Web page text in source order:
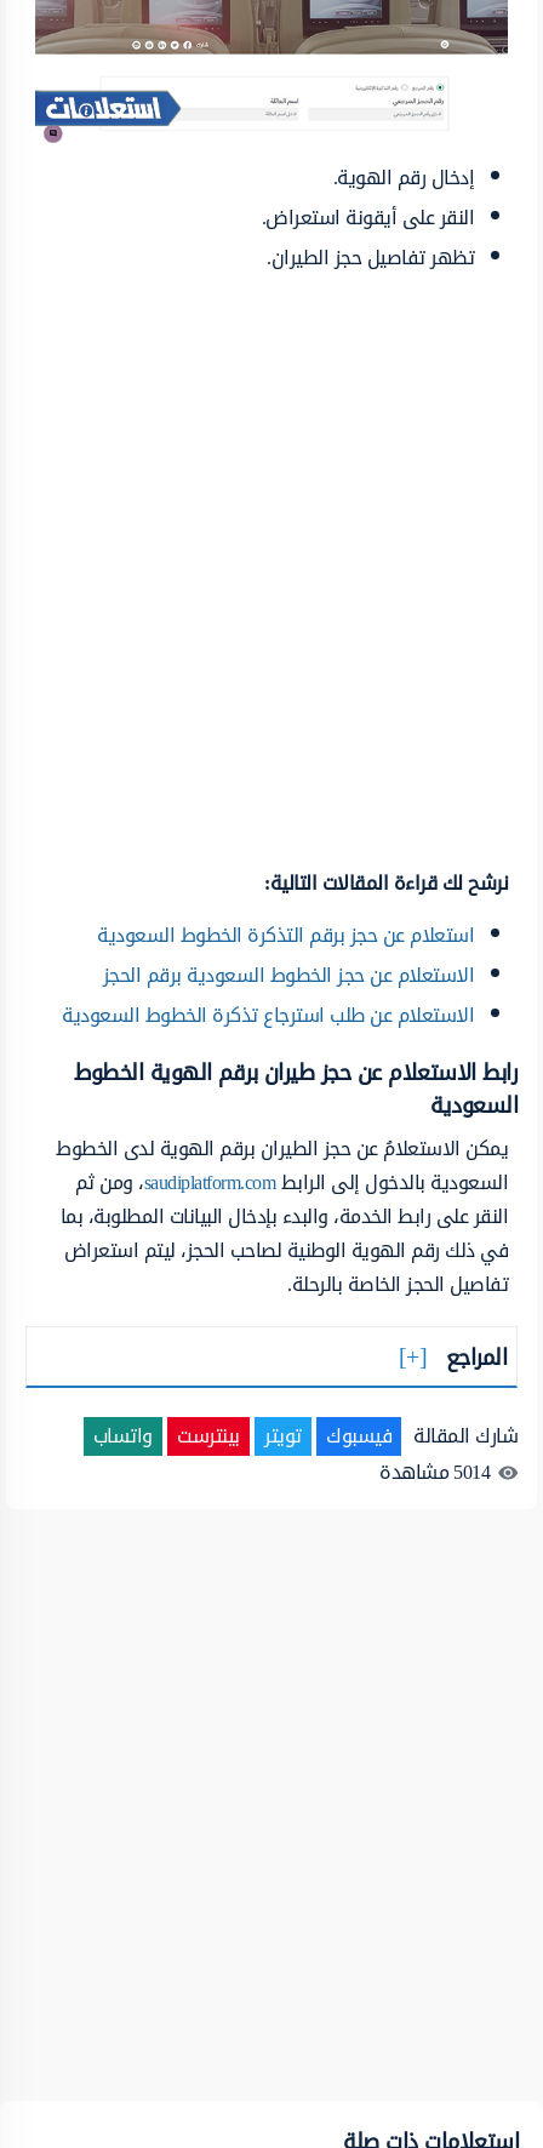
إدخال رقم الهوية.
النقر على أيقونة استعراض.
تظهر تفاصيل حجز الطيران.
نرشح لك قراءة المقالات التالية:
استعلام عن حجز برقم التذكرة الخطوط السعودية
الاستعلام عن حجز الخطوط السعودية برقم الحجز
الاستعلام عن طلب استرجاع تذكرة الخطوط السعودية
رابط الاستعلام عن حجز طيران برقم الهوية الخطوط
السعودية
يمكن الاستعلامُ عن حجز الطيران برقم الهوية لدى الخطوط
السعودية بالدخول إلى الرابطsaudiplatform.com، ومن ثم
النقر على رابط الخدمة، والبدء بإدخال البيانات المطلوبة، بما
في ذلك رقم الهوية الوطنية لصاحب الحجز، ليتم استعراض
تفاصيل الحجز الخاصة بالرحلة.
المراجع
شارك المقالة فيسبوك تويتر بينترست
واتساب
5014مشاهدة